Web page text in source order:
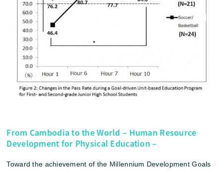
From Cambodia to the World – Human Resource
Development for Physical Education –
Toward the achievement of the Millennium Development Goals